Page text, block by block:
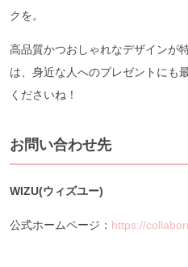
クを。
高品質かつおしゃれなデザインが
は、身近な人へのプレゼントに
くださいね！
お問い合わせ先
WIZU(ウィズユー)
公式ホームページ： https://